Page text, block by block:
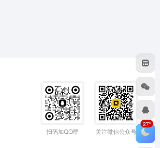
扫码加QQ群 关注微信公众号
27°